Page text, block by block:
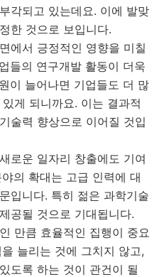
각되고 있는데요. 이에 발맞
한 것으로 보입니다.
에서 긍정적인 영향을 미칠
들의 연구개발 활동이 더욱
이 늘어나면 기업들도 더 많
게 되니까요. 이는 결과적
술력 향상으로 이어질 것입
로운 일자리 창출에도 기여
의 확대는 고급 인력에 대
입니다. 특히 젊은 과학기술
공될 것으로 기대됩니다.
만큼 효율적인 집행이 중요
늘리는 것에 그치지 않고,
도록 하는 것이 관건이 될